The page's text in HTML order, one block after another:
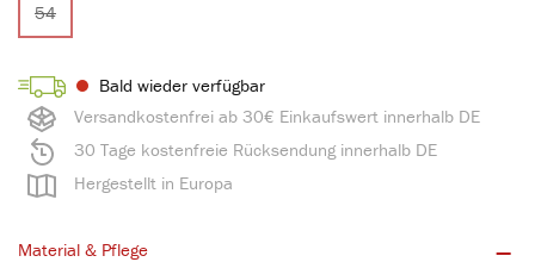
Versandkostenfrei ab 30€ Einkaufswert innerhalb DE
30 Tage kostenfreie Rücksendung innerhalb DE
Hergestellt in Europa
Bald wieder verfügbar
54(Diese Option ist zurzeit nicht verfügbar.)
Material & Pflege